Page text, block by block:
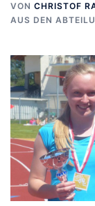
VON CHRISTOF
AUS DEN